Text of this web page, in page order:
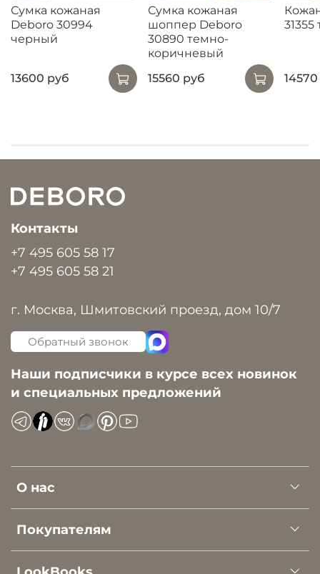
Сумка кожаная
Deboro 30994
черный
13600 руб
Сумка кожаная
шоппер Deboro
30890 темно-
коричневый
15560 руб
31355
О нас
Покупателям
Контакты
+7 495 605 58 17
+7 495 605 58 21
г. Москва, Шмитовский проезд, дом 10/7
Обратный звонок
Наши подписчики в курсе всех новинок
и специальных предложений